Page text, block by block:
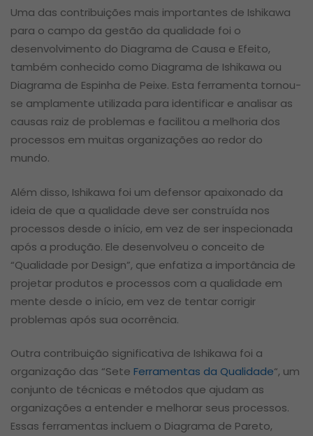
Uma das contribuições mais importantes de Ishikawa
para o campo da gestão da qualidade foi o
desenvolvimento do Diagrama de Causa e Efeito,
também conhecido como Diagrama de Ishikawa ou
Diagrama de Espinha de Peixe. Esta ferramenta tornou-
se amplamente utilizada para identificar e analisar as
causas raiz de problemas e facilitou a melhoria dos
processos em muitas organizações ao redor do
mundo.
Além disso, Ishikawa foi um defensor apaixonado da
ideia de que a qualidade deve ser construída nos
processos desde o início, em vez de ser inspecionada
após a produção. Ele desenvolveu o conceito de
“Qualidade por Design”, que enfatiza a importância de
projetar produtos e processos com a qualidade em
mente desde o início, em vez de tentar corrigir
problemas após sua ocorrência.
Outra contribuição significativa de Ishikawa foi a
organização das “Sete Ferramentas da Qualidade“, um
conjunto de técnicas e métodos que ajudam as
organizações a entender e melhorar seus processos.
Essas ferramentas incluem o Diagrama de Pareto,